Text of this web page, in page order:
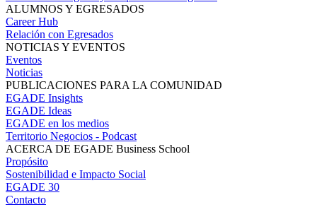
ALUMNOS Y EGRESADOS
Career Hub
Relación con Egresados
NOTICIAS Y EVENTOS
Eventos
Noticias
PUBLICACIONES PARA LA COMUNIDAD
EGADE Insights
EGADE Ideas
EGADE en los medios
Territorio Negocios - Podcast
ACERCA DE EGADE Business School
Propósito
Sostenibilidad e Impacto Social
EGADE 30
Contacto